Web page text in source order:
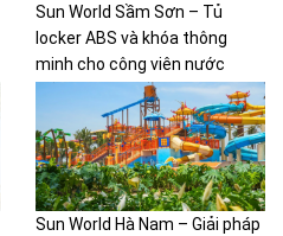
Sun World Sầm Sơn – Tủ
locker ABS và khóa thông
minh cho công viên nước
Sun World Hà Nam – Giải pháp